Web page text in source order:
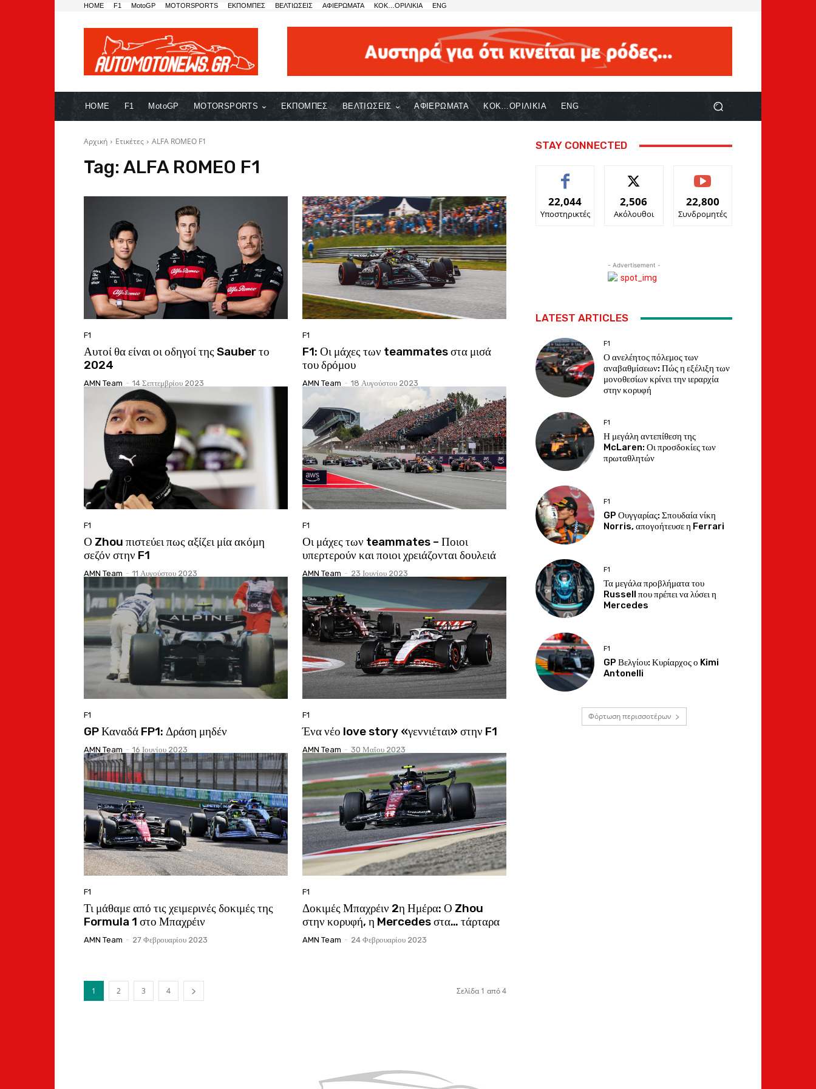
HOME F1 MotoGP MOTORSPORTS ΕΚΠΟΜΠΕΣ ΒΕΛΤΙΩΣΕΙΣ ΑΦΙΕΡΩΜΑΤΑ ΚΟΚ…ΟΡΙΛΙΚΙΑ ENG
HOME F1 MotoGP MOTORSPORTS ΕΚΠΟΜΠΕΣ ΒΕΛΤΙΩΣΕΙΣ ΑΦΙΕΡΩΜΑΤΑ ΚΟΚ…ΟΡΙΛΙΚΙΑ ENG
Αρχική Ετικέτες ALFA ROMEO F1
Tag: ALFA ROMEO F1
F1
Αυτοί θα είναι οι οδηγοί της Sauber το
2024
AMN Team - 14 Σεπτεμβρίου 2023
F1
F1: Οι μάχες των teammates στα μισά
του δρόμου
AMN Team - 18 Αυγούστου 2023
F1
Ο Zhou πιστεύει πως αξίζει μία ακόμη
σεζόν στην F1
AMN Team - 11 Αυγούστου 2023
F1
Οι μάχες των teammates – Ποιοι
υπερτερούν και ποιοι χρειάζονται δουλειά
AMN Team - 23 Ιουνίου 2023
F1
GP Καναδά FP1: Δράση μηδέν
AMN Team - 16 Ιουνίου 2023
F1
Ένα νέο love story «γεννιέται» στην F1
AMN Team - 30 Μαΐου 2023
F1
Τι μάθαμε από τις χειμερινές δοκιμές της
Formula 1 στο Μπαχρέιν
AMN Team - 27 Φεβρουαρίου 2023
F1
Δοκιμές Μπαχρέιν 2η Ημέρα: Ο Zhou
στην κορυφή, η Mercedes στα… τάρταρα
AMN Team - 24 Φεβρουαρίου 2023
1 2 3 4 Σελίδα 1 από 4
STAY CONNECTED
22,044
Υποστηρικτές
2,506
Ακόλουθοι
22,800
Συνδρομητές
- Advertisement -
LATEST ARTICLES
F1
Ο ανελέητος πόλεμος των
αναβαθμίσεων: Πώς η εξέλιξη των
μονοθεσίων κρίνει την ιεραρχία
στην κορυφή
F1
Η μεγάλη αντεπίθεση της
McLaren: Οι προσδοκίες των
πρωταθλητών
F1
GP Ουγγαρίας: Σπουδαία νίκη
Norris, απογοήτευσε η Ferrari
F1
Τα μεγάλα προβλήματα του
Russell που πρέπει να λύσει η
Mercedes
F1
GP Βελγίου: Κυρίαρχος ο Kimi
Antonelli
Φόρτωση περισσοτέρων